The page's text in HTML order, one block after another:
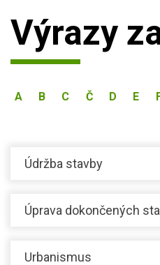
Výrazy
A B C Č D E
Údržba stavby
Úprava dokončených
Urbanismus